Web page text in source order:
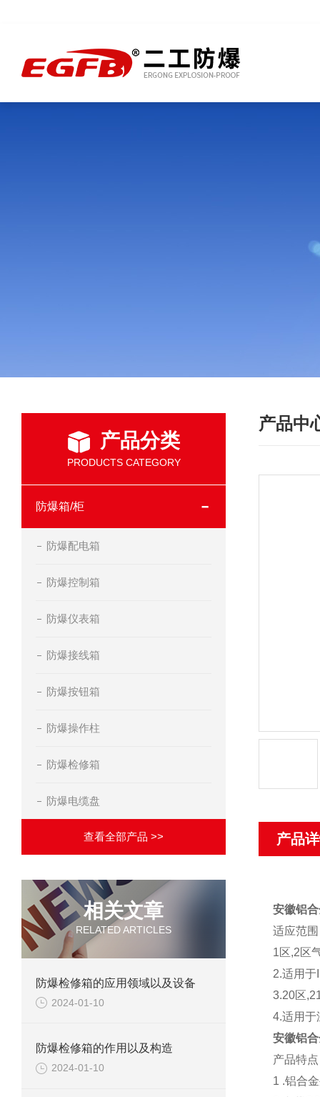
产品分类
PRODUCTS CATEGORY
防爆箱/柜
防爆配电箱
防爆控制箱
防爆仪表箱
防爆接线箱
防爆按钮箱
防爆操作柱
防爆检修箱
防爆电缆盘
查看全部产品 >>
相关文章
RELATED ARTICLES
防爆检修箱的应用领域以及设备
2024-01-10
防爆检修箱的作用以及构造
2024-01-10
产品中
产品
安徽铝
适应范围
1区,2区
2.适用于
3.20区
4.适用
安徽铝
产品特点
1 .铝合